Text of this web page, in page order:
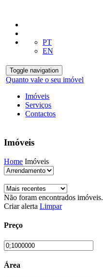
PT
EN
Toggle navigation
Quanto vale o seu imóvel
Imóveis
Serviços
Contactos
Imóveis
Home Imóveis
Não foram encontrados imóveis.
Criar alerta Limpar
Preço
Área